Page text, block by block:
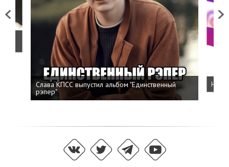
Previous
Слава КПСС выпустил альбом "Единственный
рэпер"
Next